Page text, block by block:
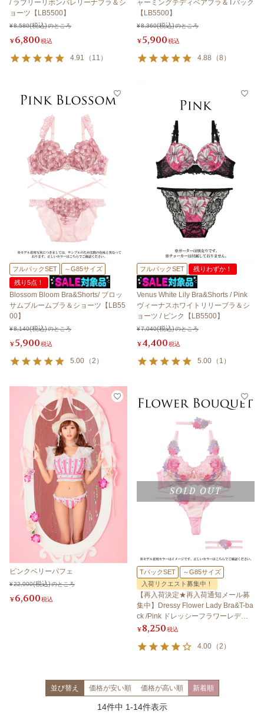
/ ラブリーリボンバレリーナブラ＆シ
ョーツ【LB5500】
¥8,580 のところ
¥6,800税込
4.91 （ 11 ）
ャーミングテディベアブラ＆Tバック
【LB5500】
¥8,360 のところ
¥5,900税込
4.88 （8 ）
フルバックSET
～G85サイズ
残り5点！
Blossom Bloom Bra&Shorts/ ブロッ
サムブルームブラ＆ショーツ【LB55
00】
¥8,140 のところ
¥5,900税込
5.00 （2 ）
フルバックSET 残りわずか！
Venus White Lily Bra&Shorts / Pink
ヴィーナスホワイトリリーブラ＆シ
ョーツ / ピンク【LB5500】
¥7,040 のところ
¥4,400税込
5.00 （ 1 ）
ピンクベリーパフェ
¥22,000 のところ
¥6,600税込
SOLD OUT
TバックSET
～G85サイズ
入荷リクエスト募集中！
【再入荷決定★再入荷通知メール募
集中】Dressy Flower Lady Bra&T-ba
ck /Pink ドレッシーフラワーレディ
ブラ＆Tバック /ピンク
¥8,250税込
4.00 （2 ）
並び替え 価格が安い順 価格が高い順 新着順
14件中 1-14件表示